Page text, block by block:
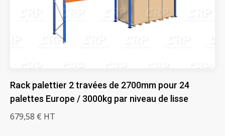
Rack palettier 2 travées de 2700mm pour 24
palettes Europe / 3000kg par niveau de lisse
679,58 € HT